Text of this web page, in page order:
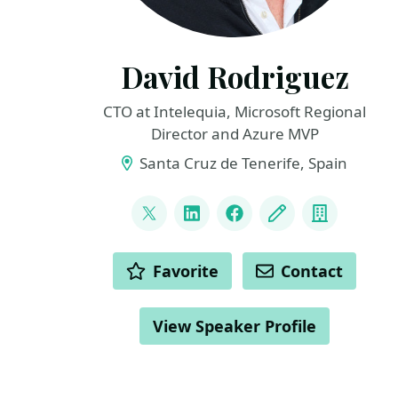
David Rodriguez
CTO at Intelequia, Microsoft Regional
Director and Azure MVP
Santa Cruz de Tenerife, Spain
@davidjrh
LinkedInFacebook
Blog Company
ACTIONS Favorite Contact
View Speaker Profile